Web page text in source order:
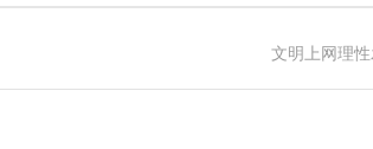
文明上网理